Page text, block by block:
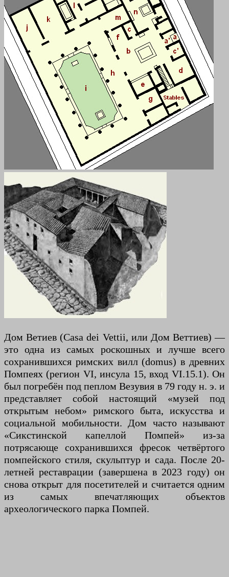
Дом Ветиев (Casa dei Vettii, или Дом Веттиев) —
это одна из самых роскошных и лучше всего
сохранившихся римских вилл (domus) в древних
Помпеях (регион VI, инсула 15, вход VI.15.1). Он
был погребён под пеплом Везувия в 79 году н. э. и
представляет собой настоящий «музей под
открытым небом» римского быта, искусства и
социальной мобильности. Дом часто называют
«Сикстинской капеллой Помпей» из-за
потрясающе сохранившихся фресок четвёртого
помпейского стиля, скульптур и сада. После 20-
летней реставрации (завершена в 2023 году) он
снова открыт для посетителей и считается одним
из самых впечатляющих объектов
археологического парка Помпей.